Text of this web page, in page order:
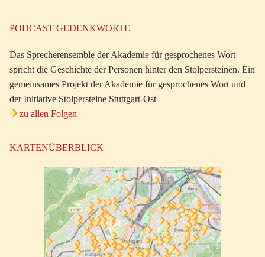
PODCAST GEDENKWORTE
Das Sprecherensemble der Akademie für gesprochenes Wort
spricht die Geschichte der Personen hinter den Stolpersteinen. Ein
gemeinsames Projekt der Akademie für gesprochenes Wort und
der Initiative Stolpersteine Stuttgart-Ost
zu allen Folgen
KARTENÜBERBLICK